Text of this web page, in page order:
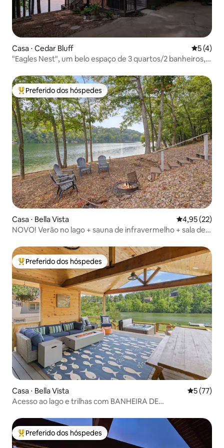
Casa ⋅ Cedar Bluff 5 de
5 (4)
"Eagles Nest", um belo espaço de 3 quartos/2 banheiros,
Entre os melhores preferidos dos hóspedes
Preferido dos hóspedes
Casa ⋅ Bella Vista 4,95 de uma
4,95 (22)
NOVO! Verão no lago + sauna de infravermelho + sala de
Entre os melhores preferidos dos hóspedes
Preferido dos hóspedes
Casa ⋅ Bella Vista 5 de uma
5 (77)
Acesso ao lago e trilhas com BANHEIRA DE
Entre os melhores preferidos dos hóspedes
Preferido dos hóspedes